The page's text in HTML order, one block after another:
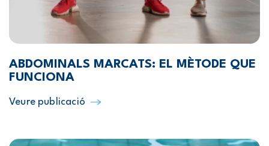
ABDOMINALS MARCATS: EL MÈTODE QUE
FUNCIONA
Veure publicació